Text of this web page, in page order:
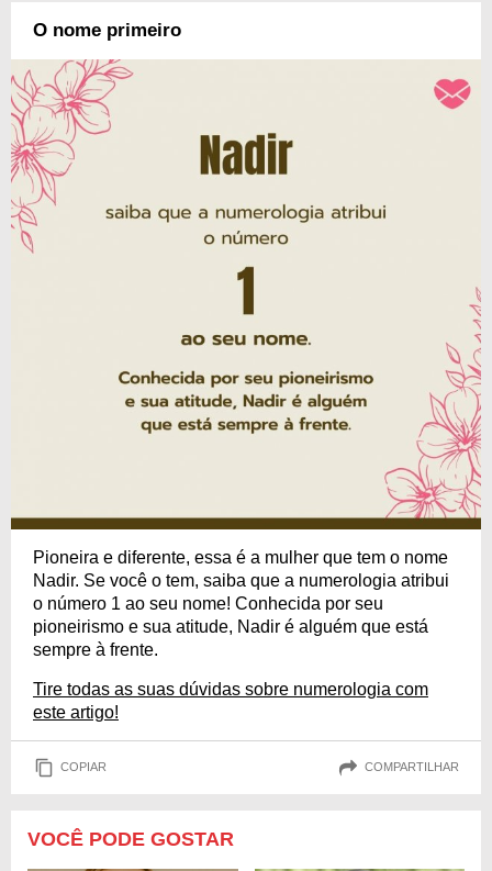
O nome primeiro
Pioneira e diferente, essa é a mulher que tem o nome
Nadir. Se você o tem, saiba que a numerologia atribui
o número 1 ao seu nome! Conhecida por seu
pioneirismo e sua atitude, Nadir é alguém que está
sempre à frente.
Tire todas as suas dúvidas sobre numerologia com
este artigo!
COPIAR COMPARTILHAR
VOCÊ PODE GOSTAR